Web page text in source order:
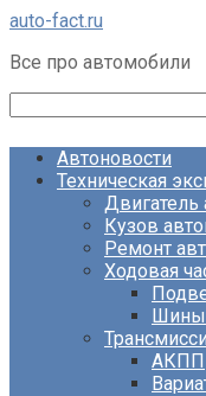
Перейти
контенту
auto-fact.ru
Все про автомобили
Автоновости
Техническая
Двигатель
Кузов
Ремонт
Ходовая
Шины
АКПП